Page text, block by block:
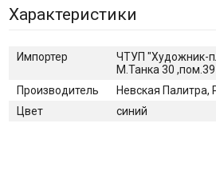
Характеристики
Импортер
ЧТУП "Художник-
М.Танка 30 ,пом.39
Производитель
Невская Палитра,
Цвет
синий